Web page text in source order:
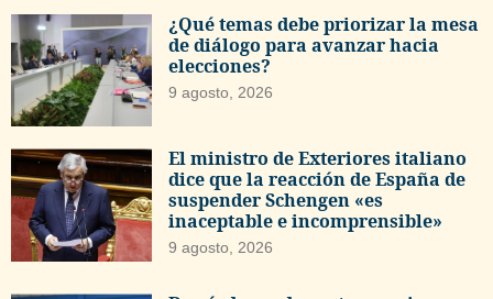
¿Qué temas debe priorizar la mesa
de diálogo para avanzar hacia
elecciones?
9 agosto, 2026
El ministro de Exteriores italiano
dice que la reacción de España de
suspender Schengen «es
inaceptable e incomprensible»
9 agosto, 2026